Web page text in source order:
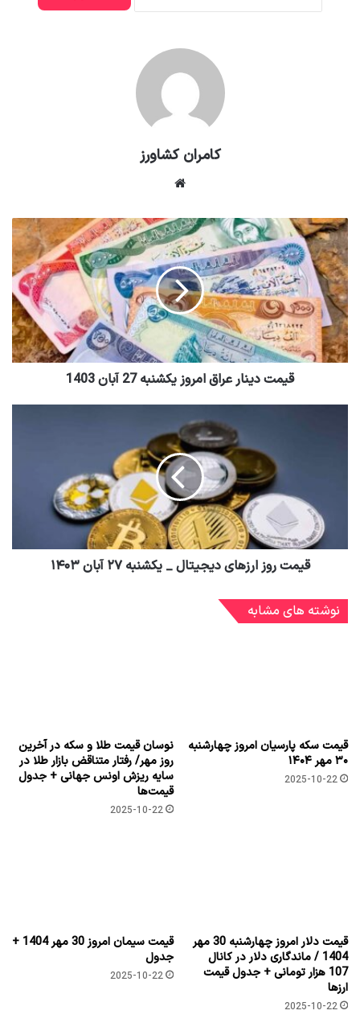
کامران کشاورز
قیمت دینار عراق امروز یکشنبه 27 آبان 1403
قیمت روز ارز‌های دیجیتال _ یکشنبه ۲۷ آبان ۱۴۰۳
نوشته های مشابه
قیمت سکه پارسیان امروز چهارشنبه
۳۰ مهر ۱۴۰۴
2025-10-22
نوسان قیمت طلا و سکه در آخرین
روز مهر/ رفتار متناقض بازار طلا در
سایه ریزش اونس جهانی + جدول
قیمت‌ها
2025-10-22
قیمت دلار امروز چهارشنبه 30 مهر
1404 / ماندگاری دلار در کانال
107 هزار تومانی + جدول قیمت
ارزها
2025-10-22
قیمت سیمان امروز 30 مهر 1404 +
جدول
2025-10-22